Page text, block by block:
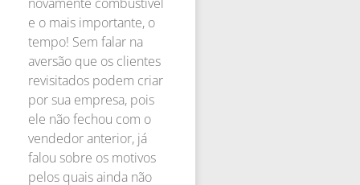
e o mais importante, o
tempo! Sem falar na
aversão que os clientes
revisitados podem criar
por sua empresa, pois
ele não fechou com o
vendedor anterior, já
falou sobre os motivos
pelos quais ainda não